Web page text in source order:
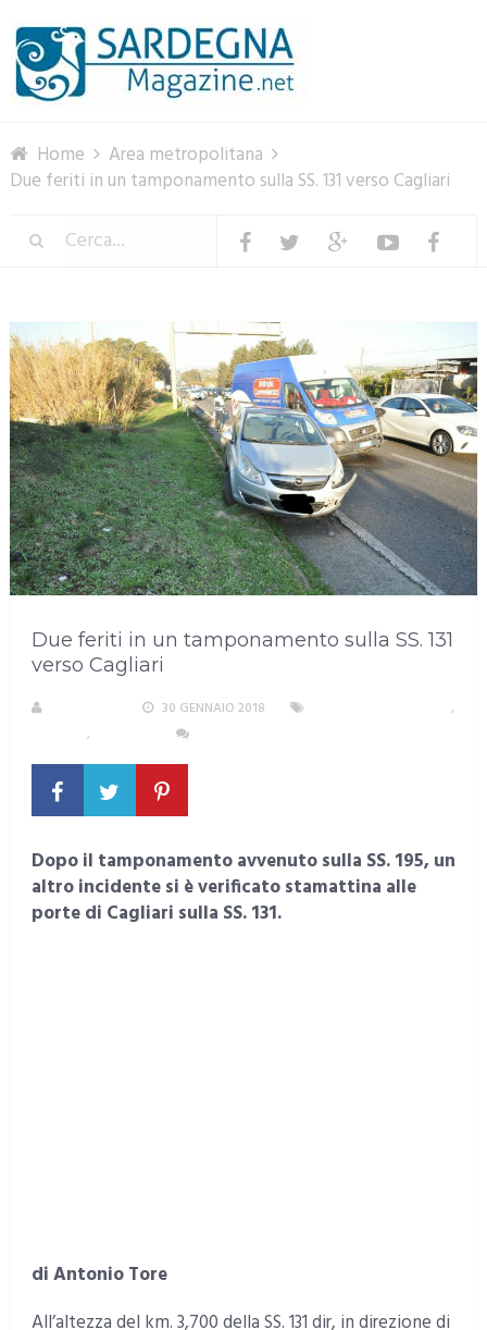
Home
Area metropolitana
Due feriti in un tamponamento sulla SS. 131 verso Cagliari
Due feriti in un tamponamento sulla SS. 131
verso Cagliari
30 GENNAIO 2018
,
,
Dopo il tamponamento avvenuto sulla SS. 195, un
altro incidente si è verificato stamattina alle
porte di Cagliari sulla SS. 131.
di Antonio Tore
All’altezza del km. 3,700 della SS. 131 dir, in direzione di